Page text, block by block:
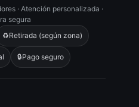
· Atención personalizada ·
segura
♻️Retirada (según zona)
🔒Pago seguro